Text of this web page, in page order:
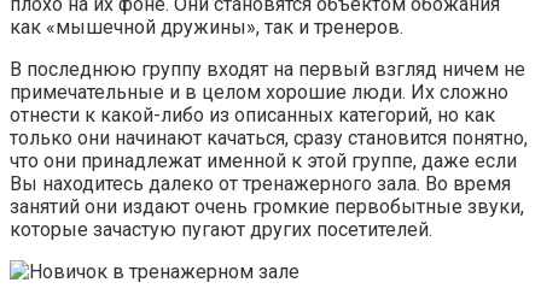
плохо на их фоне. Они становятся объектом обожания
как «мышечной дружины», так и тренеров.
В последнюю группу входят на первый взгляд ничем не
примечательные и в целом хорошие люди. Их сложно
отнести к какой-либо из описанных категорий, но как
только они начинают качаться, сразу становится понятно,
что они принадлежат именной к этой группе, даже если
Вы находитесь далеко от тренажерного зала. Во время
занятий они издают очень громкие первобытные звуки,
которые зачастую пугают других посетителей.